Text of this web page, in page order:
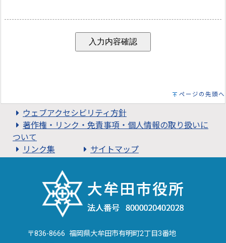
ページの先頭へ
ウェブアクセシビリティ方針
著作権・リンク・免責事項・個人情報の取り扱いに
ついて
リンク集
サイトマップ
〒836-8666 福岡県大牟田市有明町2丁目3番地